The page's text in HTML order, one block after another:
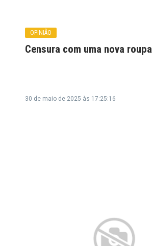
OPINIÃO
Censura com uma nova
30 de maio de 2025 às 17:25:16